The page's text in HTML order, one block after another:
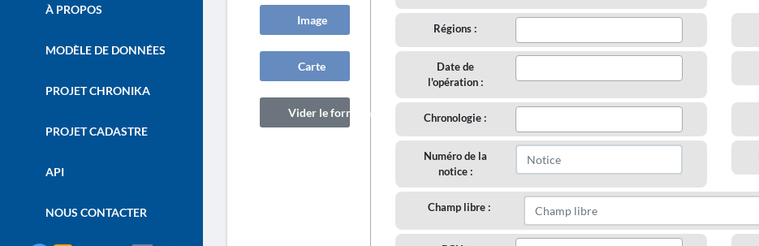
À PROPOS
MODÈLE DE DONNÉES
PROJET CHRONIKA
PROJET CADASTRE
API
NOUS CONTACTER
Image
Carte
Vider le formulaire
Régions :
Date de
l'opération :
Chronologie :
Numéro de la
notice :
Champ libre :